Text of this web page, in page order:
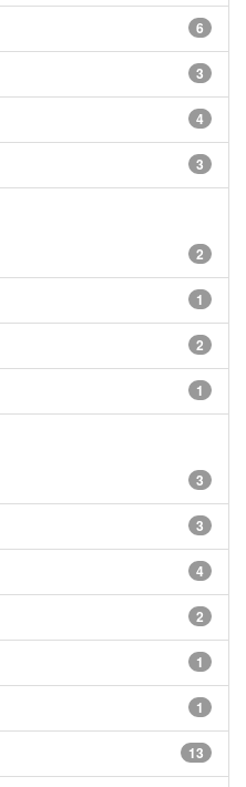
6
3
4
3
2
1
2
1
3
3
4
2
1
1
13